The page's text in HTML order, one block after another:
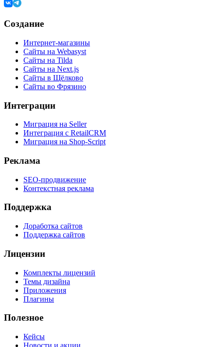
Создание
Интернет-магазины
Сайты на Webasyst
Сайты на Tilda
Сайты на Next.js
Сайты в Щёлково
Сайты во Фрязино
Интеграции
Миграция на Seller
Интеграция с RetailCRM
Миграция на Shop-Script
Реклама
SEO-продвижение
Контекстная реклама
Поддержка
Доработка сайтов
Поддержка сайтов
Лицензии
Комплекты лицензий
Темы дизайна
Приложения
Плагины
Полезное
Кейсы
Новости и акции